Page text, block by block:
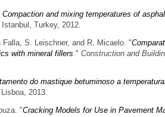
Compaction and mixing temperatures of
Turkey, 2012.
S. Leischner, and R. Micaelo. "
with mineral fillers ." Construction and
do mastique betuminoso a
2013.
"Cracking Models for Use in Pavement